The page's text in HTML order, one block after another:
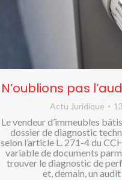
N’oublions pas
Actu Juridique
Le vendeur d’immeubles
dossier de diagnostic
selon l’article L. 271-4 du
variable de documents
trouver le diagnostic de
et, demain, un